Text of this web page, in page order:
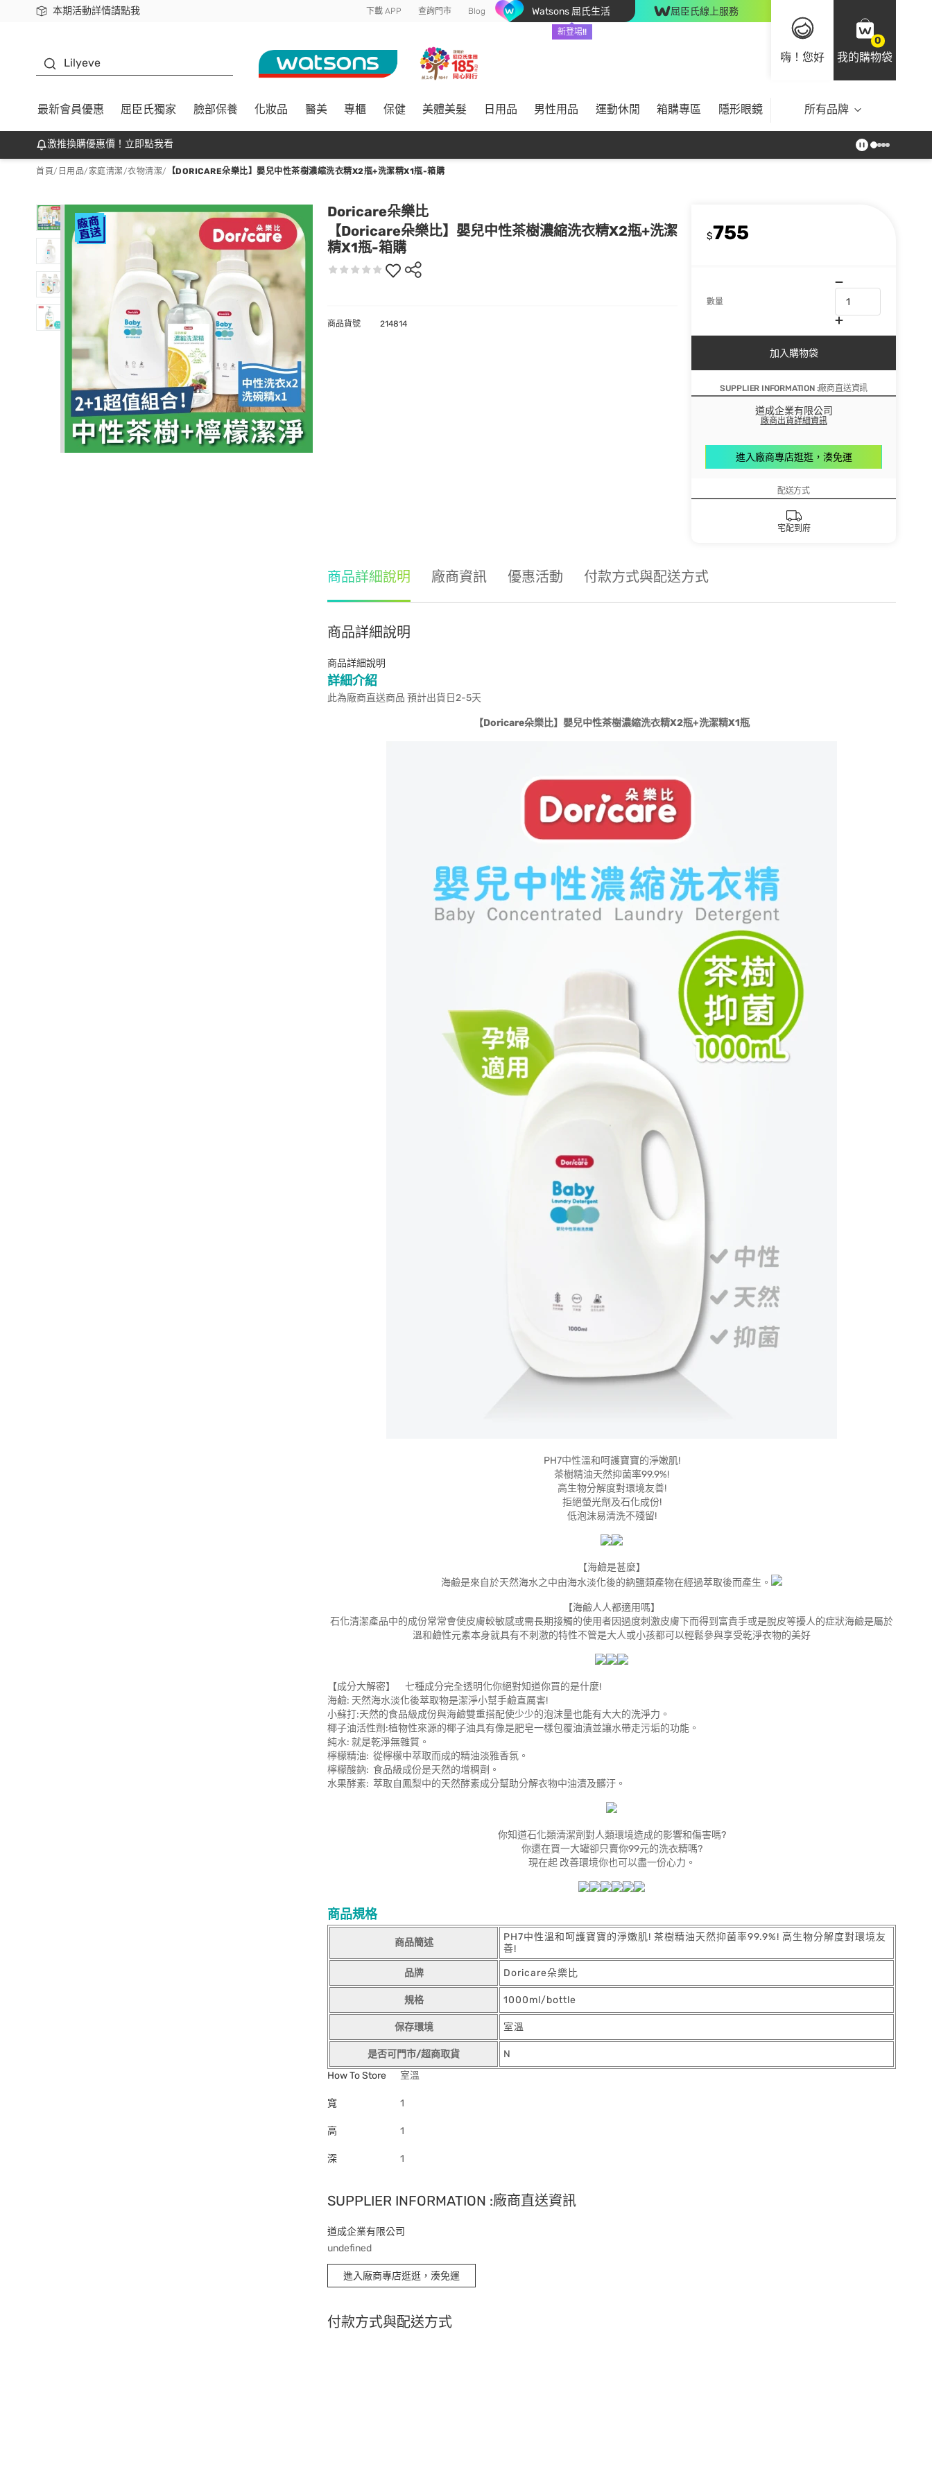
本期活動詳情請點我
下載app最高回饋$350 下載 APP 查詢門市 Blog Watsons 屈氏生活
新登場!!
屈臣氏線上服務
嗨！您好
0
我的購物袋
Lilyeve
最新會員優惠 屈臣氏獨家 臉部保養 化妝品 醫美 專櫃 保健 美體美髮 日用品 男性用品 運動休閒 箱購專區 隱形眼鏡 所有品牌
激推換購優惠價！立即點我看
首頁/ 日用品/ 家庭清潔/衣物清潔/ 【DORICARE朵樂比】嬰兒中性茶樹濃縮洗衣精X2瓶+洗潔精X1瓶-箱購
Doricare朵樂比
【Doricare朵樂比】嬰兒中性茶樹濃縮洗衣精X2瓶+洗潔
精X1瓶-箱購
$755
數量
加入購物袋
SUPPLIER INFORMATION :廠商直送資訊
道成企業有限公司
廠商出貨詳細資訊
進入廠商專店逛逛，湊免運
配送方式
宅配到府
商品貨號 214814
商品詳細說明 廠商資訊 優惠活動 付款方式與配送方式
商品詳細說明
商品詳細說明
詳細介紹
此為廠商直送商品 預計出貨日2-5天
【Doricare朵樂比】嬰兒中性茶樹濃縮洗衣精X2瓶+洗潔精X1瓶
PH7中性溫和呵護寶寶的淨嫩肌!
茶樹精油天然抑菌率99.9%!
高生物分解度對環境友善!
拒絕螢光劑及石化成份!
低泡沫易清洗不殘留!
【海鹼是甚麼】
海鹼是來自於天然海水之中由海水淡化後的鈉鹽類產物在經過萃取後而產生。
【海鹼人人都適用嗎】
石化清潔產品中的成份常常會使皮膚較敏感或需長期接觸的使用者因過度刺激皮膚下而得到富貴手或是脫皮等擾人的症狀海鹼是屬於
溫和鹼性元素本身就具有不刺激的特性不管是大人或小孩都可以輕鬆參與享受乾淨衣物的美好
【成分大解密】 七種成分完全透明化你絕對知道你買的是什麼!
海鹼: 天然海水淡化後萃取物是潔淨小幫手鹼直厲害!
小蘇打:天然的食品級成份與海鹼雙重搭配使少少的泡沫量也能有大大的洗淨力。
椰子油活性劑:植物性來源的椰子油具有像是肥皂一樣包覆油漬並讓水帶走污垢的功能。
純水: 就是乾淨無雜質。
檸檬精油: 從檸檬中萃取而成的精油淡雅香氛。
檸檬酸鈉: 食品級成份是天然的增稠劑。
水果酵素: 萃取自鳳梨中的天然酵素成分幫助分解衣物中油漬及髒汙。
你知道石化類清潔劑對人類環境造成的影響和傷害嗎?
你還在買一大罐卻只賣你99元的洗衣精嗎?
現在起 改善環境你也可以盡一份心力。
商品規格
商品簡述
PH7中性溫和呵護寶寶的淨嫩肌! 茶樹精油天然抑菌率99.9%! 高生物分解度對環境友
善!
品牌 Doricare朵樂比
規格 1000ml/bottle
保存環境 室溫
是否可門市/超商取貨
N
How To Store
室溫
寬 1
高 1
深 1
SUPPLIER INFORMATION :廠商直送資訊
道成企業有限公司
undefined
進入廠商專店逛逛，湊免運
付款方式與配送方式